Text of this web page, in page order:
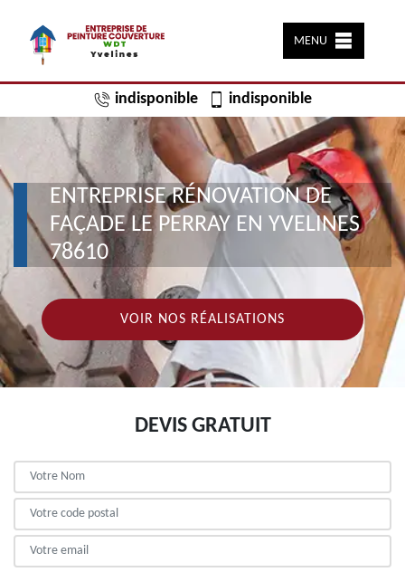
MENU
indisponible indisponible
ENTREPRISE RÉNOVATION DE
FAÇADE LE PERRAY EN YVELINES
78610
VOIR NOS RÉALISATIONS
DEVIS GRATUIT